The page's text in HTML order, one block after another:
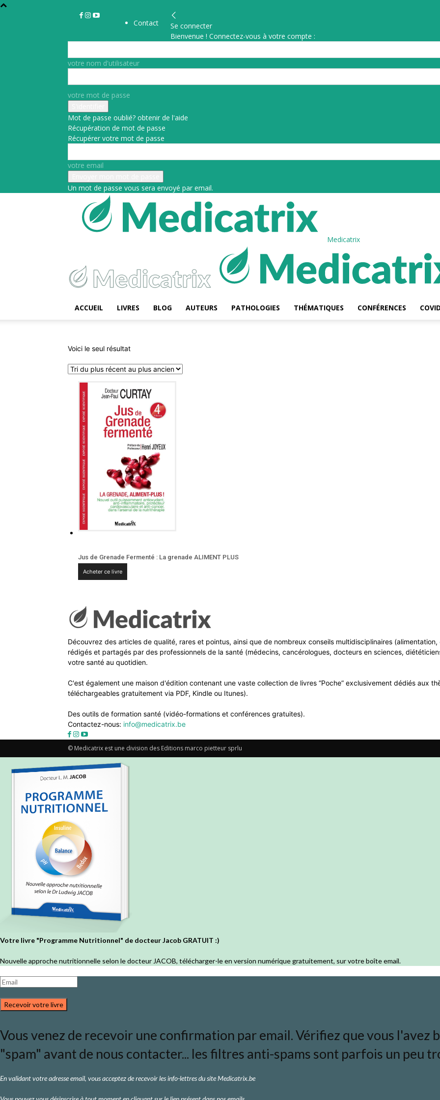
Contact
Se connecter
Bienvenue ! Connectez-vous à votre compte :
votre nom d'utilisateur
votre mot de passe
Mot de passe oublié? obtenir de l'aide
Récupération de mot de passe
Récupérer votre mot de passe
votre email
Un mot de passe vous sera envoyé par email.
Medicatrix
ACCUEIL LIVRES BLOG AUTEURS PATHOLOGIES THÉMATIQUES CONFÉRENCES
Voici le seul résultat
Jus de Grenade Fermenté : La grenade ALIMENT PLUS
Acheter ce livre
Découvrez des articles de qualité, rares et pointus, ainsi que de nombreux conseils multidisciplinaires
rédigés et partagés par des professionnels de la santé (médecins, cancérologues, docteurs en sciences,
votre santé au quotidien.
C'est également une maison d'édition contenant une vaste collection de livres “Poche” exclusivement dédiés aux
téléchargeables gratuitement via PDF, Kindle ou Itunes).
Des outils de formation santé (vidéo-formations et conférences gratuites).
Contactez-nous: info@medicatrix.be
© Medicatrix est une division des Editions marco pietteur sprlu
Votre livre "Programme Nutritionnel" de docteur Jacob GRATUIT :)
Nouvelle approche nutritionnelle selon le docteur JACOB, télécharger-le en version numérique gratuitement, sur votre boîte email.
Recevoir votre livre
Vous venez de recevoir une confirmation par email. Vérifiez que vous l'avez
"spam" avant de nous contacter... les filtres anti-spams sont parfois un peu
En validant votre adresse email, vous acceptez de recevoir les info-lettres du site Medicatrix.be